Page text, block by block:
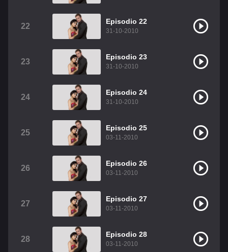
22
Episodio 22
31-10-2010
23
Episodio 23
31-10-2010
24
Episodio 24
31-10-2010
25
Episodio 25
03-11-2010
26
Episodio 26
03-11-2010
27
Episodio 27
03-11-2010
28
Episodio 28
03-11-2010